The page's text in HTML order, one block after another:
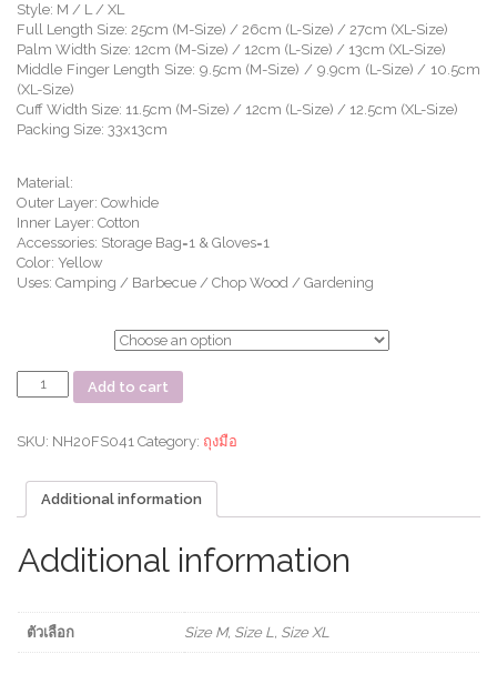
Style: M / L / XL
Full Length Size: 25cm (M-Size) / 26cm (L-Size) / 27cm (XL-Size)
Palm Width Size: 12cm (M-Size) / 12cm (L-Size) / 13cm (XL-Size)
Middle Finger Length Size: 9.5cm (M-Size) / 9.9cm (L-Size) / 10.5cm
(XL-Size)
Cuff Width Size: 11.5cm (M-Size) / 12cm (L-Size) / 12.5cm (XL-Size)
Packing Size: 33x13cm
Material:
Outer Layer: Cowhide
Inner Layer: Cotton
Accessories: Storage Bag=1 & Gloves=1
Color: Yellow
Uses: Camping / Barbecue / Chop Wood / Gardening
ถุงมือ
ช่าง
protective
quantity
Add to cart
SKU: NH20FS041 Category: ถุงมือ
Additional information
Additional information
ตัวเลือก Size M, Size L, Size XL